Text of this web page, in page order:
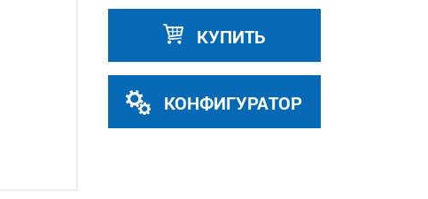
КУПИТЬ
КОНФИГУРАТОР